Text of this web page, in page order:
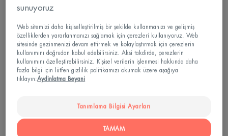
sunuyoruz
Web sitemizi daha kişiselleştirilmiş bir şekilde kullanmanızı ve gelişmiş
özelliklerden yararlanmanızı sağlamak için çerezleri kullanıyoruz. Web
sitesinde gezinmenizi devam ettirmek ve kolaylaştırmak için çerezlerin
kullanımını doğrudan kabul edebilirsiniz. Aksi takdirde, çerezlerin
kullanımını özelleştirebilirsiniz. Kişisel verilerin işlenmesi hakkında daha
fazla bilgi için lütfen gizlilik politikamızı okumak üzere aşağıya
tıklayın:Aydinlatma Beyani
Tanımlama Bilgisi Ayarları
TAMAM